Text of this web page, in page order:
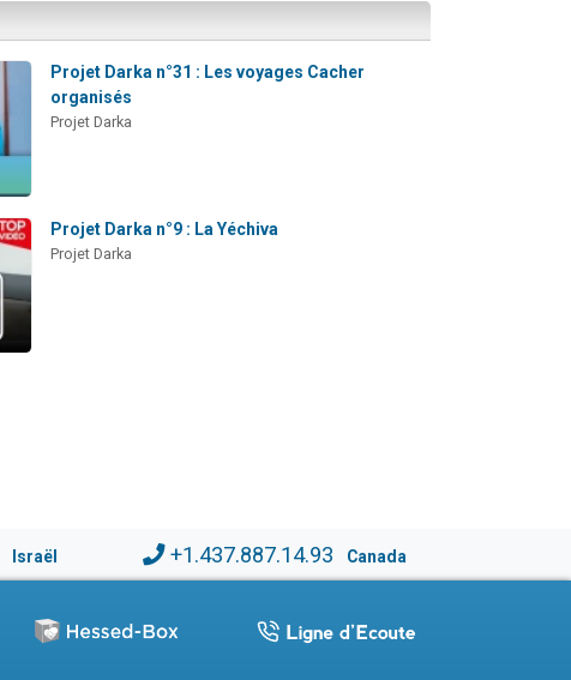
Projet Darka n°31 : Les voyages Cacher
organisés
Projet Darka
Projet Darka n°9 : La Yéchiva
Projet Darka
Israël +1.437.887.14.93 Canada